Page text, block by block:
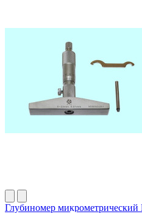
Глубиномер